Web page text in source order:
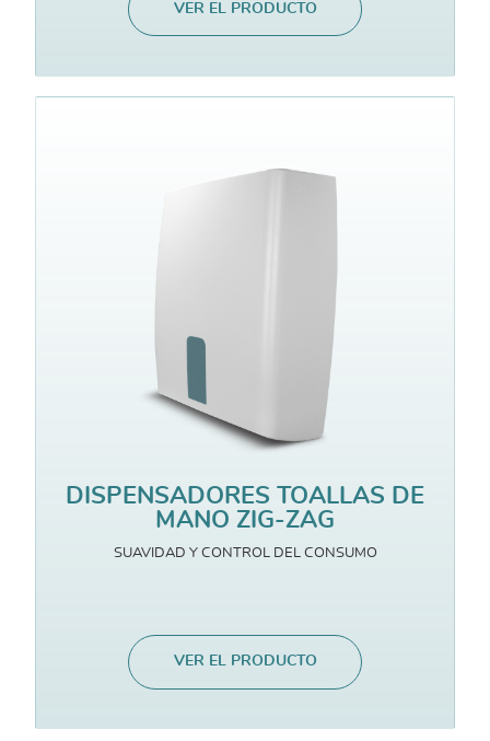
VER EL PRODUCTO
DISPENSADORES TOALLAS DE
MANO ZIG-ZAG
SUAVIDAD Y CONTROL DEL CONSUMO
VER EL PRODUCTO